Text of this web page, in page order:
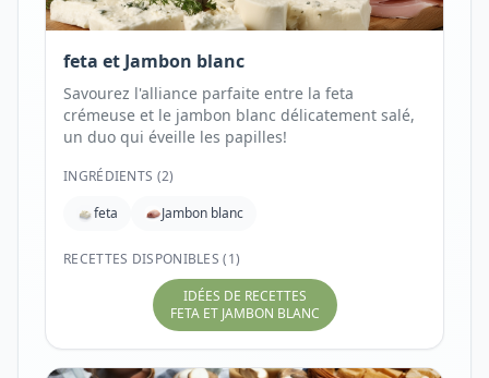
feta et Jambon blanc
Savourez l'alliance parfaite entre la feta
crémeuse et le jambon blanc délicatement salé,
un duo qui éveille les papilles!
INGRÉDIENTS (2)
feta
Jambon blanc
RECETTES DISPONIBLES (1)
IDÉES DE RECETTES
FETA ET JAMBON BLANC